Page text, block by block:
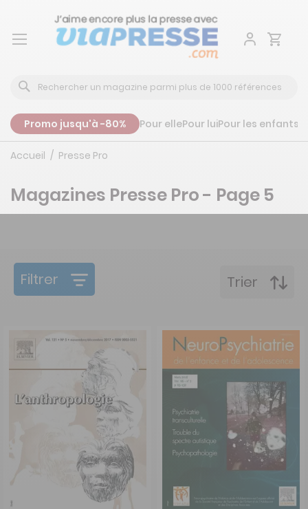
Aller
Promo jusqu'à -80% Pour ellePour luiPour les enfants
Accueil Presse Pro
Magazines Presse Pro - Page 5
Filtrer Trier